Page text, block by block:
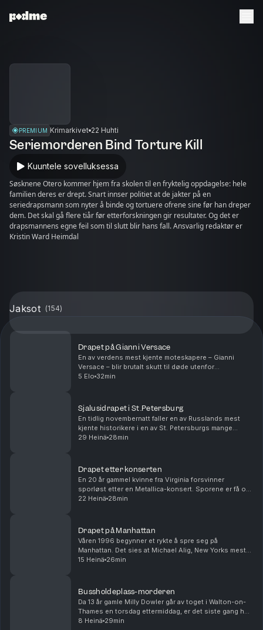
PREMIUM Krimarkivet 22 Huhti
Seriemorderen Bind Torture Kill
Kuuntele sovelluksessa
Søsknene Otero kommer hjem fra skolen til en fryktelig oppdagelse: hele
familien deres er drept. Snart innser politiet at de jakter på en
seriedrapsmann som nyter å binde og tortuere ofrene sine før han dreper
dem. Det skal gå flere tiår før etterforskningen gir resultater. Og det er
drapsmannens egne feil som til slutt blir hans fall. Ansvarlig redaktør er
Kristin Ward Heimdal
Jaksot (154)
Drapet på Gianni Versace
En av verdens mest kjente moteskapere – Gianni
Versace – blir brutalt skutt til døde utenfor
luksusvillaen sin i Miami Beach. Drapet virker planlagt,
5 Elo 32min
Sjalusidrapet i St.Petersburg
En tidlig novembernatt faller en av Russlands mest
kjente historikere i en av St. Petersburgs mange
kanaler. Det er med nød og neppe han blir reddet. Men
29 Heinä 28min
Drapet etter konserten
En 20 år gammel kvinne fra Virginia forsvinner
sporløst etter en Metallica-konsert. Sporene er få og
politiet sliter. Idet saken ser ut til å kjørt seg helt fast,
22 Heinä 28min
Drapet på Manhattan
Våren 1996 begynner et rykte å spre seg på
Manhattan. Det sies at Michael Alig, New Yorks mest
dekadente partyfikser, har drept og partert vennen sin.
15 Heinä 26min
Bussholdeplass-morderen
Da 13 år gamle Milly Dowler går av toget i Walton-on-
Thames en torsdag ettermiddag, er det siste gang hun
blir sett i live. Mannen som drepte henne, er allerede
8 Heinä 29min